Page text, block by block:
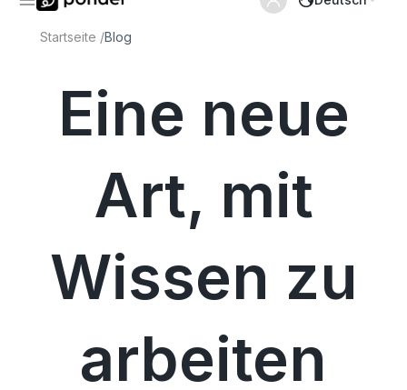
Startseite /Blog
Eine neue
Art, mit
Wissen zu
arbeiten